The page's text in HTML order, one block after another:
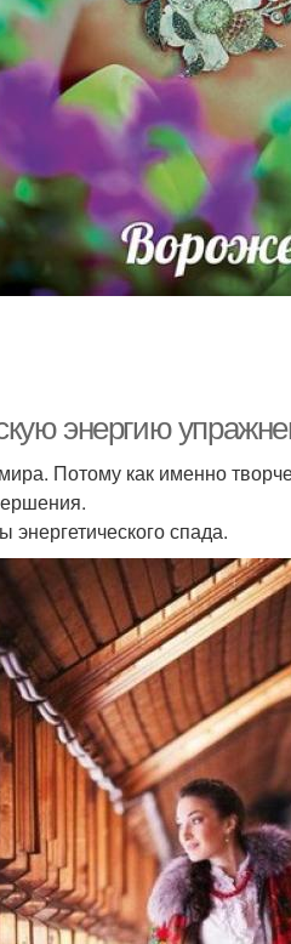
энергию
Потому как именно
спада.